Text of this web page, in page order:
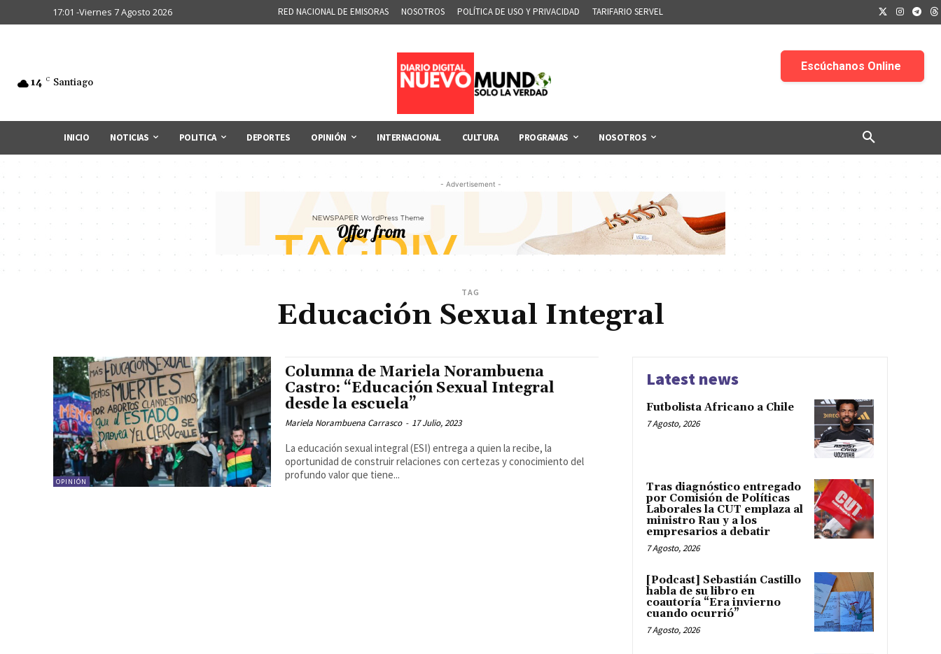
17:01 -Viernes 7 Agosto 2026 RED NACIONAL DE EMISORAS NOSOTROS POLÍTICA DE USO Y PRIVACIDAD TARIFARIO SERVEL
14 C Santiago
INICIO NOTICIAS POLITICA DEPORTES OPINIÓN INTERNACIONAL CULTURA PROGRAMAS NOSOTROS
- Advertisement -
TAG
Educación Sexual Integral
OPINIÓN
Columna de Mariela Norambuena
Castro: “Educación Sexual Integral
desde la escuela”
Mariela Norambuena Carrasco - 17 Julio, 2023
La educación sexual integral (ESI) entrega a quien la recibe, la
oportunidad de construir relaciones con certezas y conocimiento del
profundo valor que tiene...
Latest news
Futbolista Africano a Chile
7 Agosto, 2026
Tras diagnóstico entregado
por Comisión de Políticas
Laborales la CUT emplaza al
ministro Rau y a los
empresarios a debatir
7 Agosto, 2026
[Podcast] Sebastián Castillo
habla de su libro en
coautoría “Era invierno
cuando ocurrió”
7 Agosto, 2026